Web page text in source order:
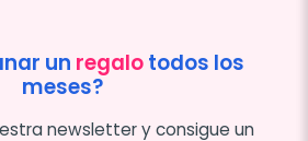
un regalotodos los
meses?
newsletter y consigue un